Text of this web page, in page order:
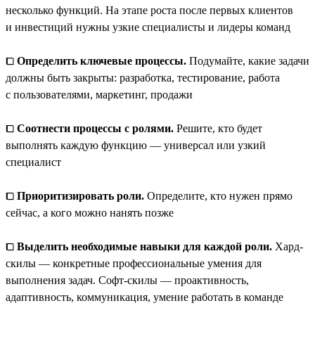
несколько функций. На этапе роста после первых клиентов
и инвестиций нужны узкие специалисты и лидеры команд
⧠ Определить ключевые процессы. Подумайте, какие задачи
должны быть закрыты: разработка, тестирование, работа
с пользователями, маркетинг, продажи
⧠ Соотнести процессы с ролями. Решите, кто будет
выполнять каждую функцию — универсал или узкий
специалист
⧠ Приоритизировать роли. Определите, кто нужен прямо
сейчас, а кого можно нанять позже
⧠ Выделить необходимые навыки для каждой роли. Хард-
скилы — конкретные профессиональные умения для
выполнения задач. Софт-скилы — проактивность,
адаптивность, коммуникация, умение работать в команде